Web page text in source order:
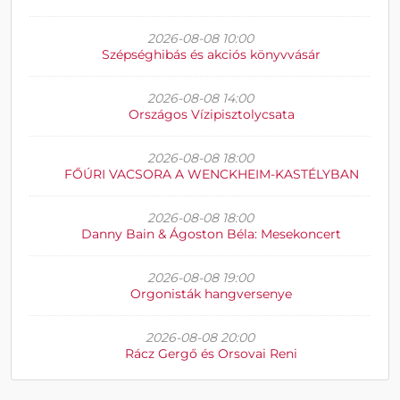
2026-08-08 10:00
Szépséghibás és akciós könyvvásár
2026-08-08 14:00
Országos Vízipisztolycsata
2026-08-08 18:00
FŐÚRI VACSORA A WENCKHEIM-KASTÉLYBAN
2026-08-08 18:00
Danny Bain & Ágoston Béla: Mesekoncert
2026-08-08 19:00
Orgonisták hangversenye
2026-08-08 20:00
Rácz Gergő és Orsovai Reni